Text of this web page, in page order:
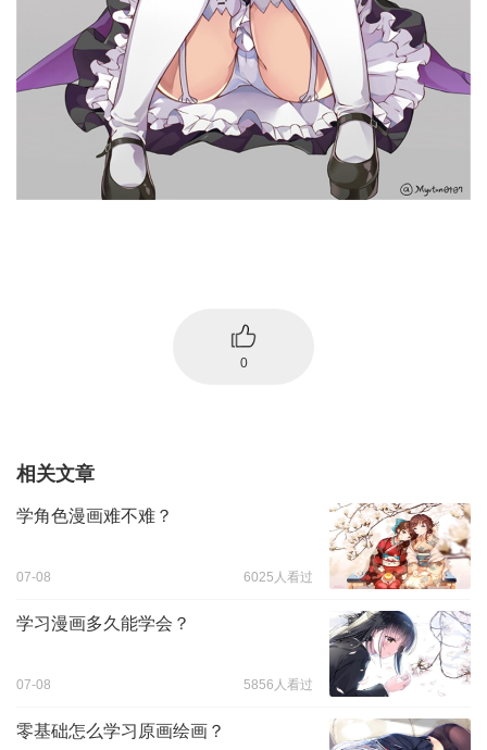
0
相关文章
学角色漫画难不难？
07-08 6025人看过
学习漫画多久能学会？
07-08 5856人看过
零基础怎么学习原画绘画？